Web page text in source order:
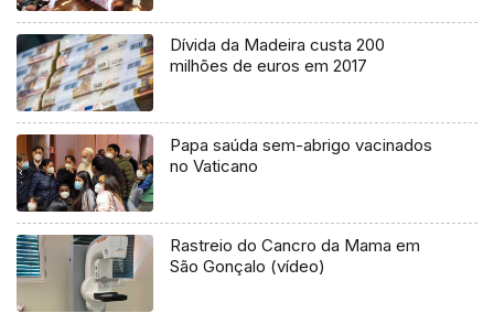
Dívida da Madeira custa 200
milhões de euros em 2017
Papa saúda sem-abrigo vacinados
no Vaticano
Rastreio do Cancro da Mama em
São Gonçalo (vídeo)